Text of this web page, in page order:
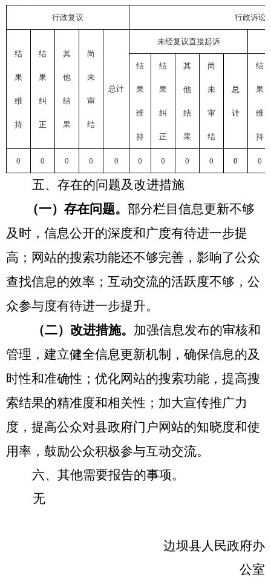
行政复议 行政诉讼
结
果
维
持
结
果
纠
正
其
他
结
果
尚
未
审
结
总计
未经复议直接起诉
结
果
维
持
结
果
纠
正
其
他
结
果
尚
未
审
结
总
计
结
果
维
持
0 0 0 0 0 0 0 0 0 0 0
五、 存在的问题及改进措施
（一） 存在问题。 部分栏目信息更新不够
及时，信息公开的深度和广度有待进一步提
高；网站的搜索功能还不够完善，影响了公众
查找信息的效率；互动交流的活跃度不够，公
众参与度有待进一步提升。
（二） 改进措施。 加强信息发布的审核和
管理，建立健全信息更新机制，确保信息的及
时性和准确性；优化网站的搜索功能，提高搜
索结果的精准度和相关性；加大宣传推广力
度，提高公众对县政府门户网站的知晓度和使
用率，鼓励公众积极参与互动交流。
六、其他需要报告的事项。
无
边坝县人民政府办
公室